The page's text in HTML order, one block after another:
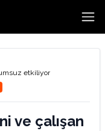
etkiliyor
ve çalışan